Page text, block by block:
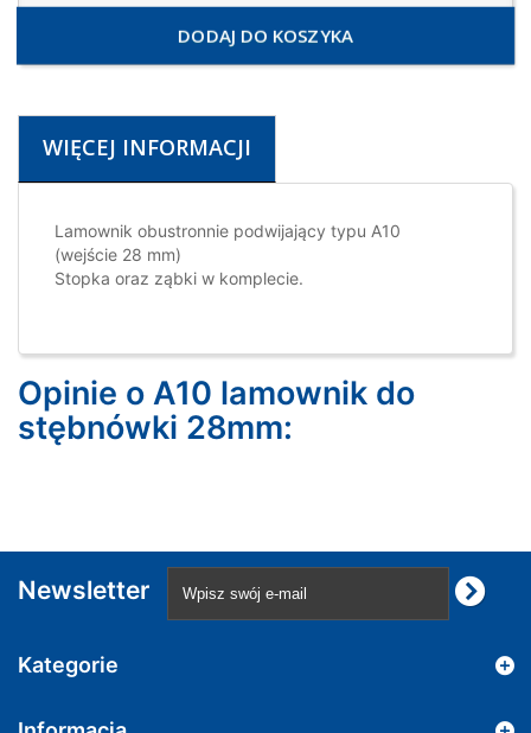
DODAJ DO KOSZYKA
WIĘCEJ INFORMACJI
Lamownik obustronnie podwijający typu A10
(wejście 28 mm)
Stopka oraz ząbki w komplecie.
Opinie o A10 lamownik do
stębnówki 28mm:
Newsletter
Kategorie